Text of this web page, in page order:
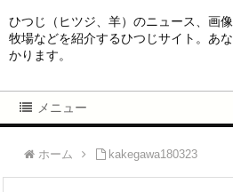
ひつじ（ヒツジ、羊）のニュース、画
牧場などを紹介するひつじサイト。あ
かります。
メニュー
ホーム kakegawa180323